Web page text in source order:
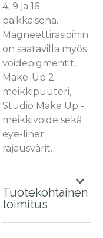
4, 9 ja 16
paikkaisena.
Magneettirasioihin
on saatavilla myös
voidepigmentit,
Make-Up 2
meikkipuuteri,
Studio Make Up -
meikkivoide sekä
eye-liner
rajausvärit.
Tuotekohtainen
toimitus